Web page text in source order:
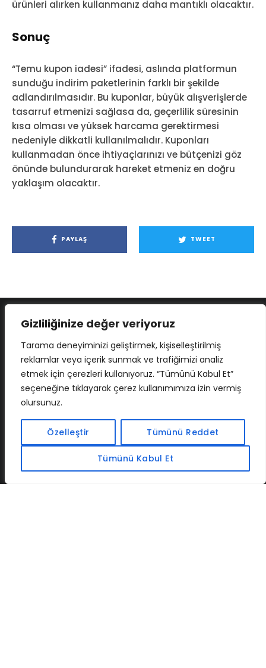
Gizliliğinize değer veriyoruz
Tarama deneyiminizi geliştirmek, kişiselleştirilmiş
reklamlar veya içerik sunmak ve trafiğimizi analiz
etmek için çerezleri kullanıyoruz. “Tümünü Kabul Et”
seçeneğine tıklayarak çerez kullanımımıza izin vermiş
olursunuz.
Özelleştir Tümünü Reddet
Tümünü Kabul Et
ürünleri alırken kullanmanız daha mantıklı olacaktır.
Sonuç
“Temu kupon iadesi” ifadesi, aslında platformun
sunduğu indirim paketlerinin farklı bir şekilde
adlandırılmasıdır. Bu kuponlar, büyük alışverişlerde
tasarruf etmenizi sağlasa da, geçerlilik süresinin
kısa olması ve yüksek harcama gerektirmesi
nedeniyle dikkatli kullanılmalıdır. Kuponları
kullanmadan önce ihtiyaçlarınızı ve bütçenizi göz
önünde bulundurarak hareket etmeniz en doğru
yaklaşım olacaktır.
PAYLAŞ TWEET
İLETIŞIM BAF CADSOFTUSA MAXIMUMPCGUIDES